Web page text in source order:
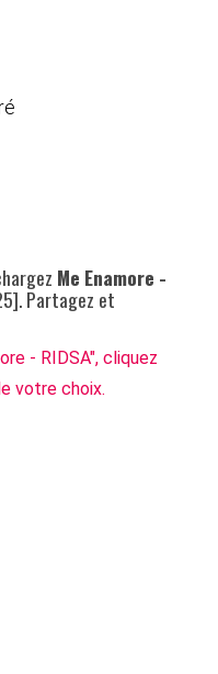
Me Enamore -
Partagez et
- RIDSA", cliquez
votre choix.